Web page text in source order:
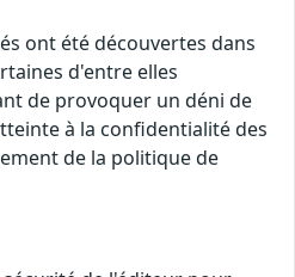
ont été découvertes dans
d'entre elles
de provoquer un déni de
à la confidentialité des
de la politique de